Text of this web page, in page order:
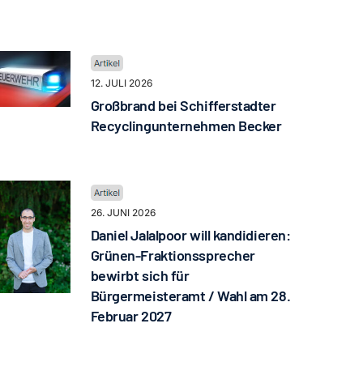
12. JULI 2026
Großbrand bei Schifferstadter
Recyclingunternehmen Becker
26. JUNI 2026
Daniel Jalalpoor will kandidieren:
Grünen-Fraktionssprecher
bewirbt sich für
Bürgermeisteramt / Wahl am 28.
Februar 2027